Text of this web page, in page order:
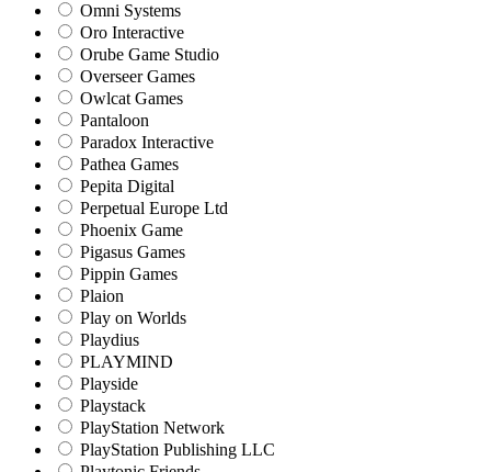
Omni Systems
Oro Interactive
Orube Game Studio
Overseer Games
Owlcat Games
Pantaloon
Paradox Interactive
Pathea Games
Pepita Digital
Perpetual Europe Ltd
Phoenix Game
Pigasus Games
Pippin Games
Plaion
Play on Worlds
Playdius
PLAYMIND
Playside
Playstack
PlayStation Network
PlayStation Publishing LLC